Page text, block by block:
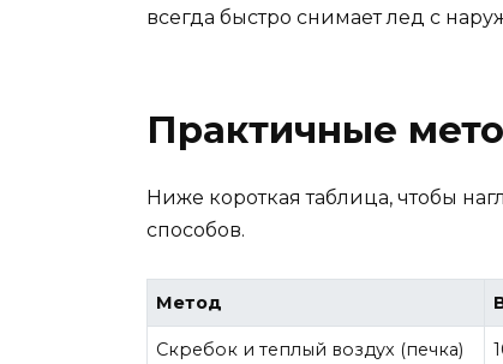
всегда быстро снимает лед с
Практичные
Ниже короткая таблица, чтобы
способов.
Метод
Скребок и теплый воздух (печка)